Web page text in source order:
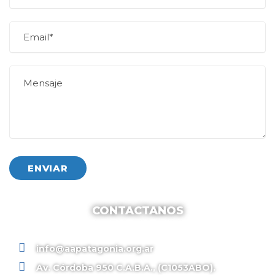
CONTACTANOS
info@aapatagonia.org.ar
Av. Córdoba 950 C.A.B.A., (C1053ABO).